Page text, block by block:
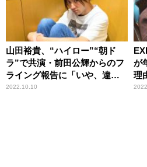
山田裕貴、“ハイロー”“朝ド
ラ”で共演・前田公輝からのフ
ライング報告に「いや、違う
かすら分からない！（笑）」
2022.10.10
が
理